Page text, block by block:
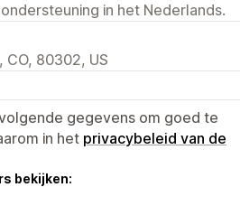
in het Nederlands.
CO, 80302, US
gegevens om goed te
in het privacybeleid van de
bekijken: